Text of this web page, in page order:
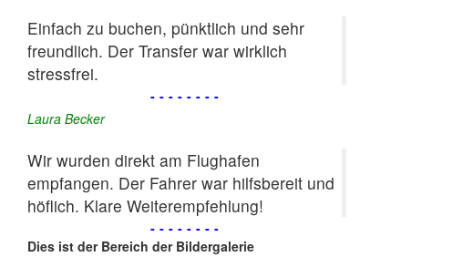
Einfach zu buchen, pünktlich und sehr
freundlich. Der Transfer war wirklich
stressfrei.
--------
Laura Becker
Wir wurden direkt am Flughafen
empfangen. Der Fahrer war hilfsbereit und
höflich. Klare Weiterempfehlung!
--------
Dies ist der Bereich der Bildergalerie